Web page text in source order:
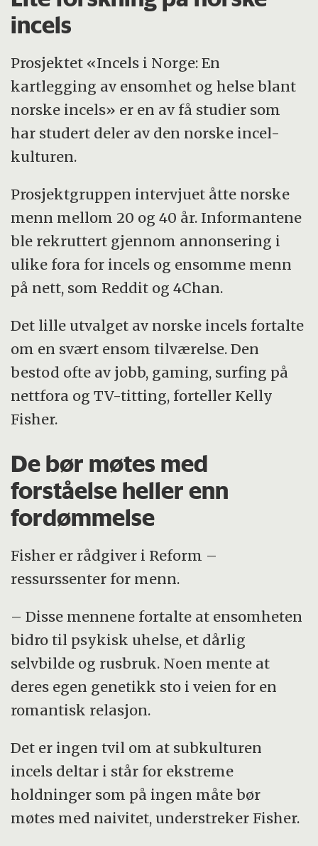
incels
Prosjektet «Incels i Norge: En
kartlegging av ensomhet og helse blant
norske incels» er en av få studier som
har studert deler av den norske incel-
kulturen.
Prosjektgruppen intervjuet åtte norske
menn mellom 20 og 40 år. Informantene
ble rekruttert gjennom annonsering i
ulike fora for incels og ensomme menn
på nett, som Reddit og 4Chan.
Det lille utvalget av norske incels fortalte
om en svært ensom tilværelse. Den
bestod ofte av jobb, gaming, surfing på
nettfora og TV-titting, forteller Kelly
Fisher.
De bør møtes med
forståelse heller enn
fordømmelse
Fisher er rådgiver i Reform –
ressurssenter for menn.
– Disse mennene fortalte at ensomheten
bidro til psykisk uhelse, et dårlig
selvbilde og rusbruk. Noen mente at
deres egen genetikk sto i veien for en
romantisk relasjon.
Det er ingen tvil om at subkulturen
incels deltar i står for ekstreme
holdninger som på ingen måte bør
møtes med naivitet, understreker Fisher.